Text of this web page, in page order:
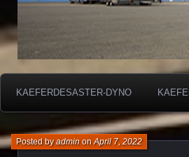
KAEFERDESASTER-DYNO
Posted byadminonApril 7, 2022